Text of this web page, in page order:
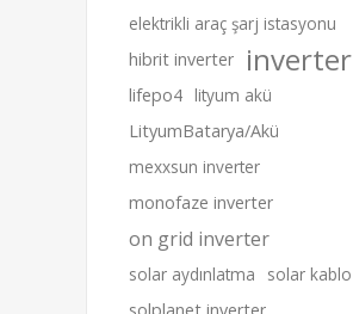
elektrikli araç şarj istasyonu
hibrit inverter
inverter
lifepo4 lityum akü
LityumBatarya/Akü
mexxsun inverter
monofaze inverter
on grid inverter
solar aydınlatma
solar kablo